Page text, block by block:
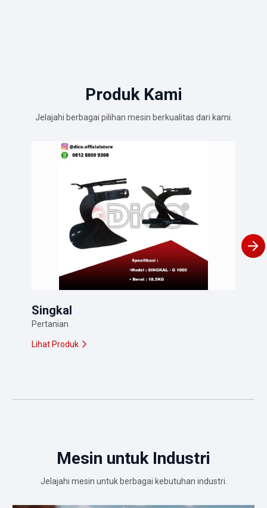
Produk Kami
Jelajahi berbagai pilihan mesin berkualitas dari kami.
Singkal
Pertanian
Lihat Produk
Mesin untuk Industri
Jelajahi mesin untuk berbagai kebutuhan industri.